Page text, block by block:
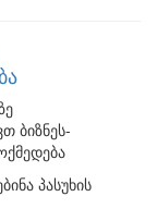
ბიზნეს-
პასუხის